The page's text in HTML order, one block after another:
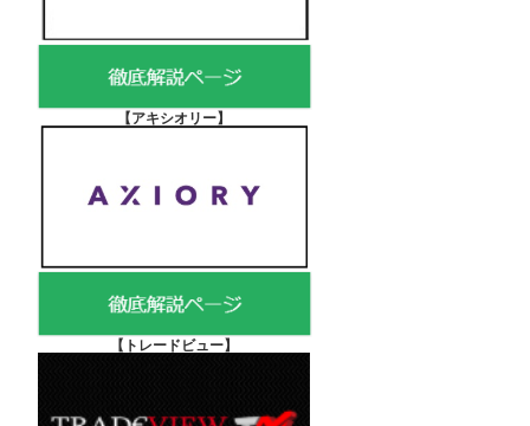
【アキシオリー】
【 トレードビュー】